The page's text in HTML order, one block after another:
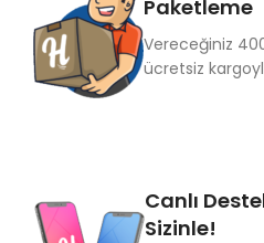
Paketleme
Vereceğiniz
ücretsiz
Canlı
Sizinle!